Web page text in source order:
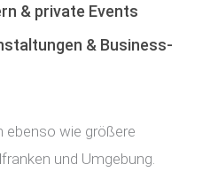
& private Events
& Business-
ebenso wie größere
und Umgebung.